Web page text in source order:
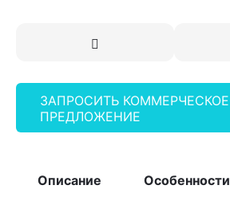
ЗАПРОСИТЬ КОММЕРЧЕСКОЕ
ПРЕДЛОЖЕНИЕ
Описание Особенности